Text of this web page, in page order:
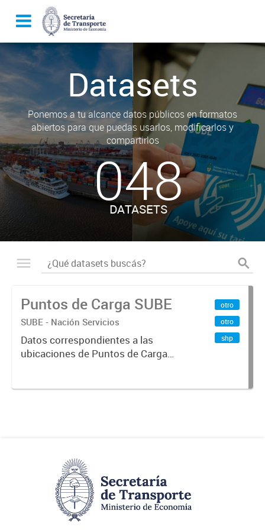
Datasets
Ponemos a tu alcance datos públicos en formatos
abiertos para que puedas usarlos, modificarlos y
compartirlos
048
DATASETS
Puntos de Carga SUBE
SUBE - Nación Servicios
Datos correspondientes a las
ubicaciones de Puntos de Carga
otro
otro
shp